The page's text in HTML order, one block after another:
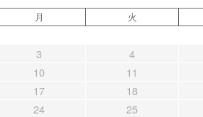
月 火
3
4
10
11
17
18
24
25